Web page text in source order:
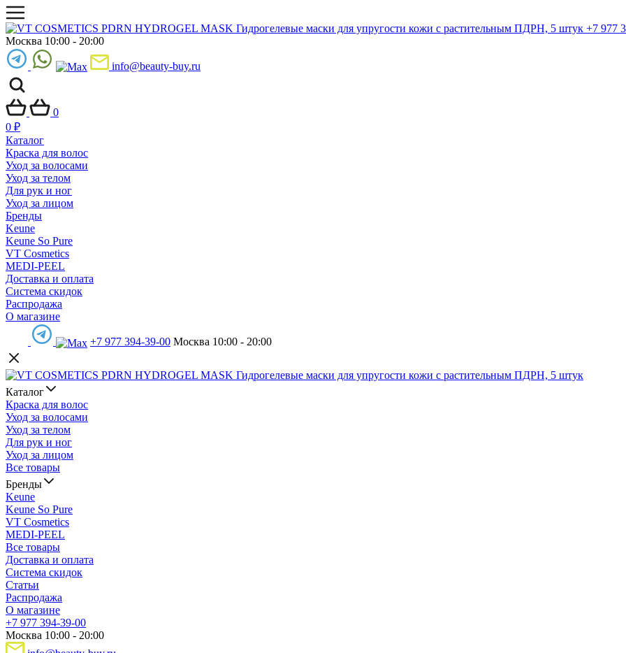
+7 977
Москва 10:00 - 20:00
info@beauty-buy.ru
0
0 ₽
Каталог
Краска для волос
Уход за волосами
Уход за телом
Для рук и ног
Уход за лицом
Бренды
Keune
Keune So Pure
VT Cosmetics
MEDI-PEEL
Доставка и оплата
Система скидок
Распродажа
О магазине
+7 977 394-39-00 Москва 10:00 - 20:00
Каталог
Краска для волос
Уход за волосами
Уход за телом
Для рук и ног
Уход за лицом
Все товары
Бренды
Keune
Keune So Pure
VT Cosmetics
MEDI-PEEL
Все товары
Доставка и оплата
Система скидок
Статьи
Распродажа
О магазине
+7 977 394-39-00
Москва 10:00 - 20:00